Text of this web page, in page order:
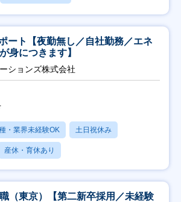
ート【夜勤無し／自社勤務／エネ
身につきます】
ションズ株式会社
・業界未経験OK 土日祝休み
産休・育休あり
（東京）【第二新卒採用／未経験